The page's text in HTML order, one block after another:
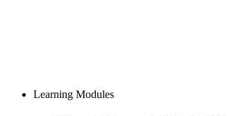
Learning Modules